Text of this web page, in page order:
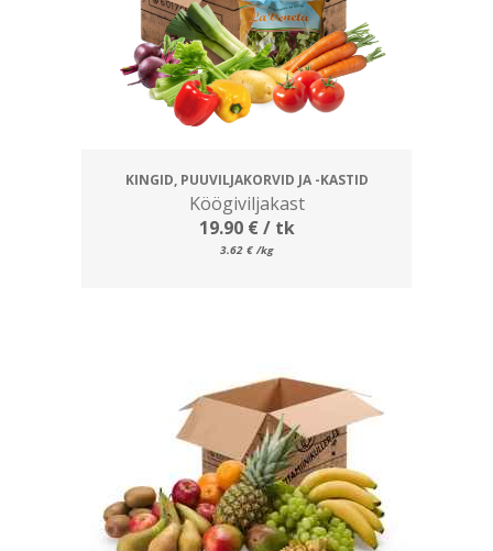
KINGID, PUUVILJAKORVID JA -KASTID
Köögiviljakast
19.90 €/ tk
3.62 € /kg